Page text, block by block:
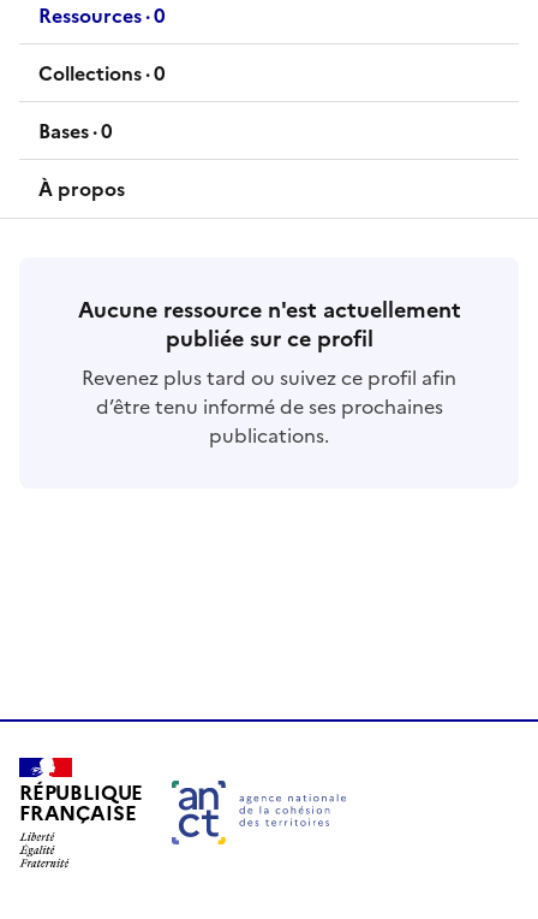
Ressources·0
ressources
Collections·0
collections
Bases·0
bases
À propos
Aucune ressource n'est actuellement
publiée sur ce profil
Revenez plus tard ou suivez ce profil afin
d’être tenu informé de ses prochaines
publications.
RÉPUBLIQUE
FRANÇAISE